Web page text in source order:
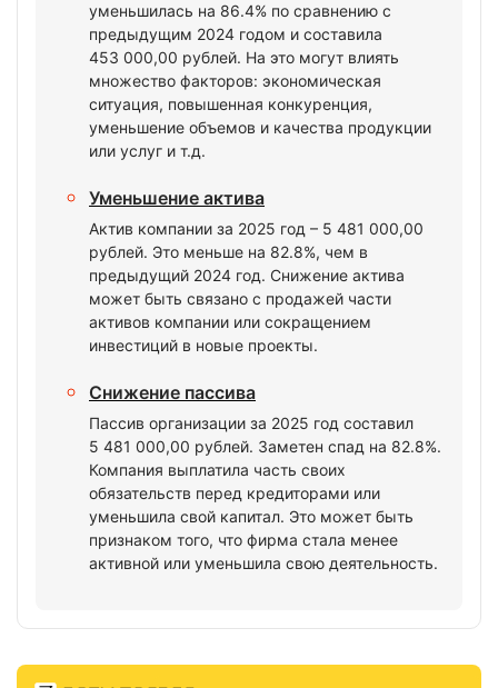
уменьшилась на 86.4% по сравнению с
предыдущим 2024 годом и составила
453 000,00 рублей. На это могут влиять
множество факторов: экономическая
ситуация, повышенная конкуренция,
уменьшение объемов и качества продукции
или услуг и т.д.
Уменьшение актива
Актив компании за 2025 год – 5 481 000,00
рублей. Это меньше на 82.8%, чем в
предыдущий 2024 год. Снижение актива
может быть связано с продажей части
активов компании или сокращением
инвестиций в новые проекты.
Снижение пассива
Пассив организации за 2025 год составил
5 481 000,00 рублей. Заметен спад на 82.8%.
Компания выплатила часть своих
обязательств перед кредиторами или
уменьшила свой капитал. Это может быть
признаком того, что фирма стала менее
активной или уменьшила свою деятельность.